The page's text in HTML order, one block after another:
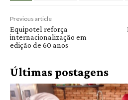
Previous article
Equipotel reforça
internacionalização em
edição de 60 anos
Últimas postagens